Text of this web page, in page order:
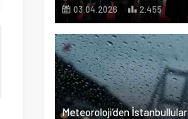
03.04.2026 2.455
Meteoroloji’den